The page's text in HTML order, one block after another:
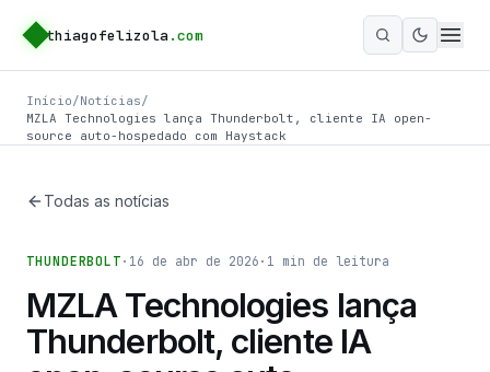
thiagofelizola .com
Ativar
Início/Notícias/
MZLA Technologies lança Thunderbolt, cliente IA open-
source auto-hospedado com Haystack
Todas as notícias
THUNDERBOLT · 16 de abr de 2026 · 1 min de leitura
MZLA Technologies lança
Thunderbolt, cliente IA